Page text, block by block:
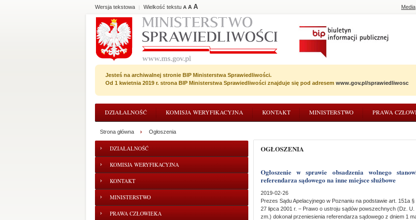
Media
Wersja tekstowa | Wielkość tekstu A A A
Jesteś na archiwalnej stronie BIP Ministerstwa Sprawiedliwości.
Od 1 kwietnia 2019 r. strona BIP Ministerstwa Sprawiedliwości znajduje się pod adresem www.gov.pl/sprawiedliwosc
DZIAŁALNOŚĆ KOMISJA WERYFIKACYJNA KONTAKT MINISTERSTWO PRAWA
DZIAŁALNOŚĆ
KOMISJA WERYFIKACYJNA
KONTAKT
MINISTERSTWO
PRAWA CZŁOWIEKA
Strona główna Ogłoszenia
OGŁOSZENIA
Ogłoszenie w sprawie obsadzenia wolnego stanowiska referendarza sądowego przez przeniesienie
referendarza sądowego na inne miejsce służbowe
2019-02-26
Prezes Sądu Apelacyjnego w Poznaniu na podstawie art. 151a
27 lipca 2001 r. − Prawo o ustroju sądów powszechnych (Dz. U.
zm.) dokonał przeniesienia referendarza sądowego z dniem 1